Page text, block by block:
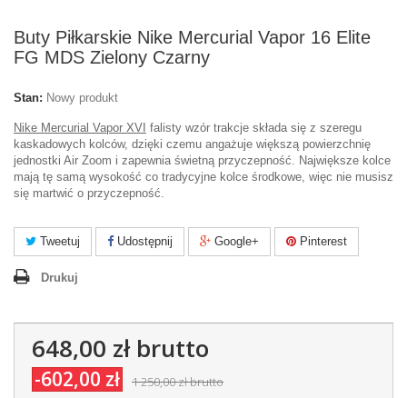
Buty Piłkarskie Nike Mercurial Vapor 16 Elite
FG MDS Zielony Czarny
Stan: Nowy produkt
Nike Mercurial Vapor XVI falisty wzór trakcje składa się z szeregu
kaskadowych kolców, dzięki czemu angażuje większą powierzchnię
jednostki Air Zoom i zapewnia świetną przyczepność. Największe kolce
mają tę samą wysokość co tradycyjne kolce środkowe, więc nie musisz
się martwić o przyczepność.
Tweetuj Udostępnij Google+ Pinterest
Drukuj
648,00 złbrutto
-602,00 zł 1 250,00 złbrutto